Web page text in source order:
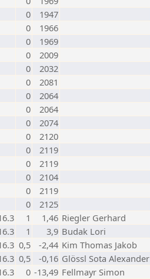
0
1947
0
1966
0
1969
0
2009
0
2032
0
2081
0
2064
0
2064
0
2074
0
2120
0
2119
0
2119
0
2104
0
2119
0
2125
1 1,46 Riegler Gerhard
1 3,9 Budak Lori
0,5 -2,44 Kim Thomas Jakob
0,5 -0,16 Glössl Sota Alexander
0 -13,49 Fellmayr Simon